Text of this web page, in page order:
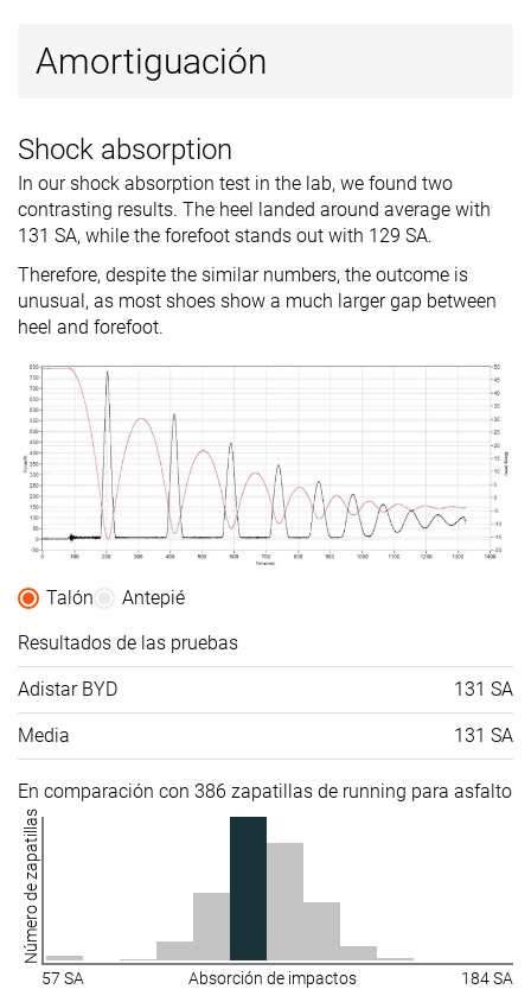
insole
Popularidad #343 8% inferior
Amortiguación
Shock absorption
In our shock absorption test in the lab, we found two
contrasting results. The heel landed around average with
131 SA, while the forefoot stands out with 129 SA.
Therefore, despite the similar numbers, the outcome is
unusual, as most shoes show a much larger gap between
heel and forefoot.
Talón
Antepié
Resultados de las pruebas
Adistar BYD 131 SA
Media 131 SA
En comparación con 386 zapatillas de running para asfalto
Número de zapatillas
57 SA Absorción de impactos 184 SA